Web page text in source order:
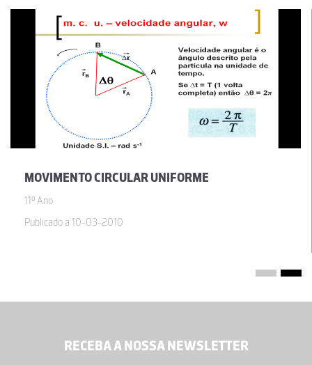
MOVIMENTO CIRCULAR UNIFORME
11º Ano
Publicado a 10-03-2010
RECEBA A NOSSA NEWSLETTER